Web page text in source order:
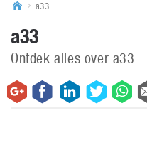
a33
a33
Ontdek alles over a33